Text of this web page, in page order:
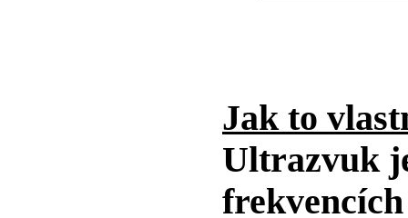
Jak to
Ultrazvuk